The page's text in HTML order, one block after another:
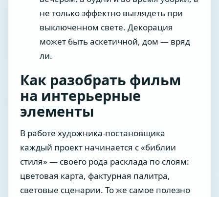
не только эффектно выглядеть при
выключенном свете. Декорация
может быть аскетичной, дом — вряд
ли.
Как разобрать фильм
на интерьерные
элементы
В работе художника-постановщика
каждый проект начинается с «библии
стиля» — своего рода расклада по слоям:
цветовая карта, фактурная палитра,
световые сценарии. То же самое полезно